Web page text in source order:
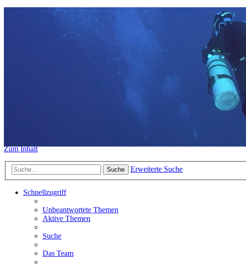
Das Sidemount-Forum ist auf ein
https://www.sidemount-forum.com
Das alte Forum hier existiert nur
Zum Inhalt
Suche Erweiterte Suche
Schnellzugriff
Unbeantwortete Themen
Aktive Themen
Suche
Das Team